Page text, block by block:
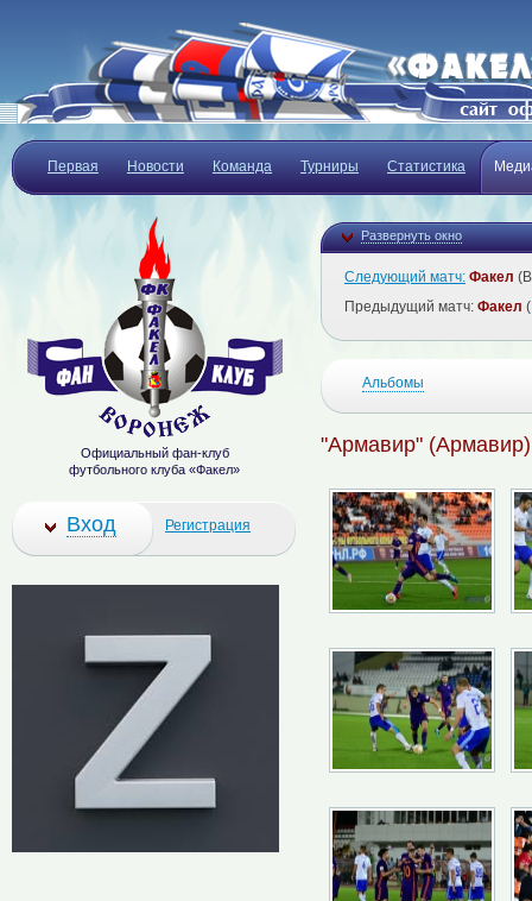
Первая Новости Команда Турниры Статистика
Развернуть окно
Следующий матч: Факел
Предыдущий матч: Факел
Альбомы
"Армавир"
Официальный фан-клуб
футбольного клуба «Факел»
Вход Регистрация